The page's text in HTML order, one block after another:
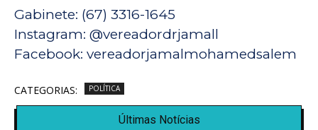
Gabinete: (67) 3316-1645
Instagram: @vereadordrjamall
Facebook: vereadorjamalmohamedsalem
CATEGORIAS: POLÍTICA
Últimas Notícias